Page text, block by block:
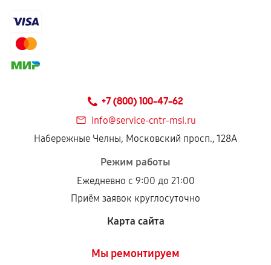
+7 (800) 100-47-62
info@service-cntr-msi.ru
Набережные Челны, Московский просп., 128А
Режим работы
Ежедневно с 9:00 до 21:00
Приём заявок круглосуточно
Карта сайта
Мы ремонтируем